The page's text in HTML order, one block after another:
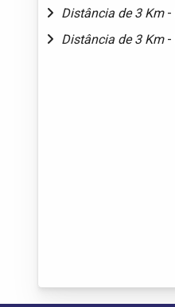
Distância de 3 Km -
Distância de 3 Km -